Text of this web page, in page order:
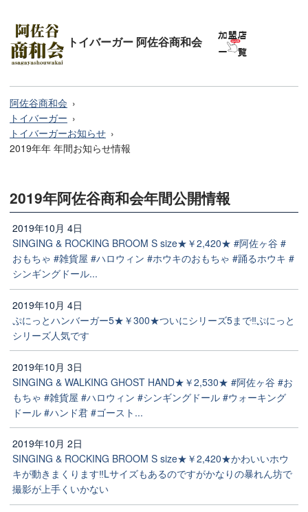
トイバーガー 阿佐谷商和会
阿佐谷商和会
トイバーガー
トイバーガーお知らせ
2019年年 年間お知らせ情報
2019年阿佐谷商和会年間公開情報
2019年10月 4日
SINGING & ROCKING BROOM S size★￥2,420★ #阿佐ヶ谷 #
おもちゃ #雑貨屋 #ハロウィン #ホウキのおもちゃ #踊るホウキ #
シンギングドール...
2019年10月 4日
ぷにっとハンバーガー5★￥300★ついにシリーズ5まで‼️ぷにっと
シリーズ人気です
2019年10月 3日
SINGING & WALKING GHOST HAND★￥2,530★ #阿佐ヶ谷 #お
もちゃ #雑貨屋 #ハロウィン #シンギングドール #ウォーキング
ドール #ハンド君 #ゴースト...
2019年10月 2日
SINGING & ROCKING BROOM S size★￥2,420★かわいいホウ
キが動きまくります‼️Lサイズもあるのですがかなりの暴れん坊で
撮影が上手くいかない